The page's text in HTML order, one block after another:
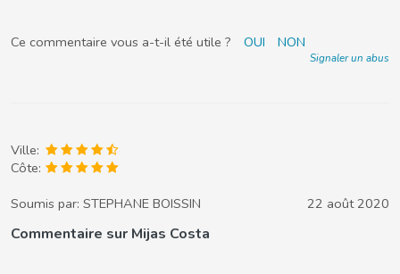
Ce commentaire vous a-t-il été utile ? OUI NON
Signaler un abus
Ville:
Côte:
Soumis par: STEPHANE BOISSIN 22 août 2020
Commentaire sur Mijas Costa